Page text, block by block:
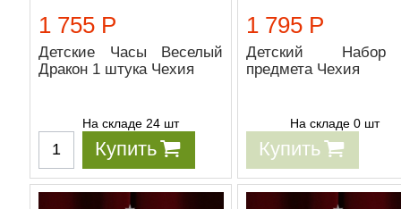
1 755 Р
Детские Часы Веселый
Дракон 1 штука Чехия
На складе 24 шт
Купить
1 795 Р
Детский
предмета Чехия
На складе 0 шт
Купить